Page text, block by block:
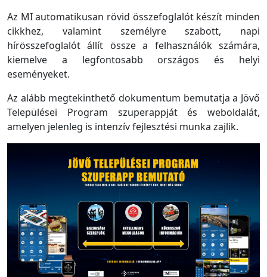
Az MI automatikusan rövid összefoglalót készít minden
cikkhez, valamint személyre szabott, napi
hírösszefoglalót állít össze a felhasználók számára,
kiemelve a legfontosabb országos és helyi
eseményeket.
Az alább megtekinthető dokumentum bemutatja a Jövő
Települései Program szuperappját és weboldalát,
amelyen jelenleg is intenzív fejlesztési munka zajlik.